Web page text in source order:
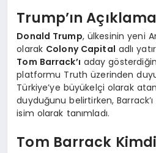
Trump’ın
Donald Trump, ülkesinin yeni
olarak Colony Capital adlı
Tom Barrack’ı aday
platformu Truth üzerinden
Türkiye’ye büyükelçi olarak
duyduğunu belirtirken,
isim olarak tanımladı.
Tom Barrack